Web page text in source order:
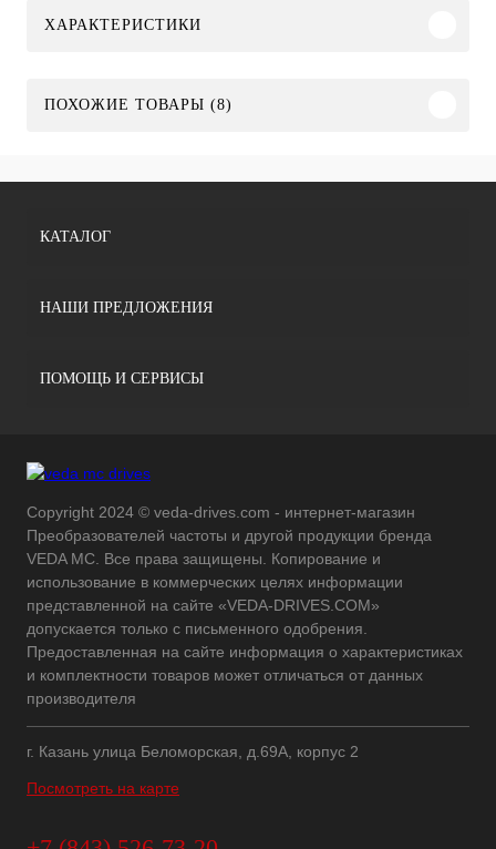
ХАРАКТЕРИСТИКИ
ПОХОЖИЕ ТОВАРЫ (8)
КАТАЛОГ
НАШИ ПРЕДЛОЖЕНИЯ
ПОМОЩЬ И СЕРВИСЫ
Copyright 2024 © veda-drives.com - интернет-магазин
Преобразователей частоты и другой продукции бренда
VEDA MC. Все права защищены. Копирование и
использование в коммерческих целях информации
представленной на сайте «VEDA-DRIVES.COM»
допускается только с письменного одобрения.
Предоставленная на сайте информация о характеристиках
и комплектности товаров может отличаться от данных
производителя
г. Казань улица Беломорская, д.69А, корпус 2
Посмотреть на карте